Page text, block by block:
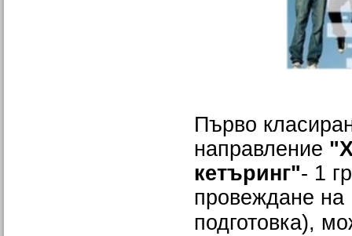
Първо
направление
кетъринг"- 1
провеждане на
подготовка),